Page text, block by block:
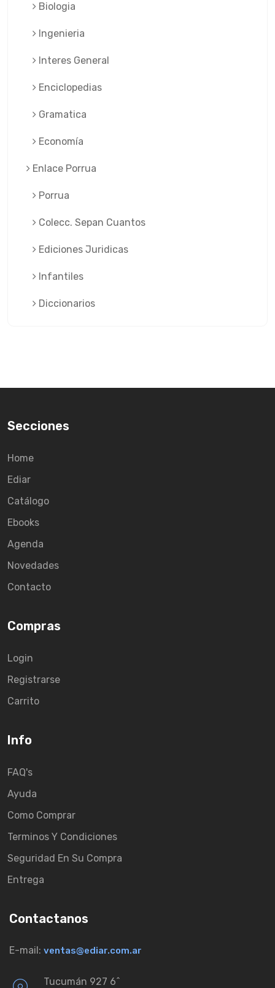
Biologia
Ingenieria
Interes General
Enciclopedias
Gramatica
Economía
Enlace Porrua
Porrua
Colecc. Sepan Cuantos
Ediciones Juridicas
Infantiles
Diccionarios
Secciones
Home
Ediar
Catálogo
Ebooks
Agenda
Novedades
Contacto
Compras
Login
Registrarse
Carrito
Info
FAQ's
Ayuda
Como Comprar
Terminos Y Condiciones
Seguridad En Su Compra
Entrega
Contactanos
E-mail: ventas@ediar.com.ar
Tucumán 927 6ˆ